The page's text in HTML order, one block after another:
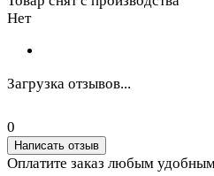
Нет
Загрузка отзывов...
0
Написать отзыв
Оплатите заказ любым